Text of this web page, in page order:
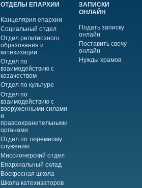
ОТДЕЛЫ ЕПАРХИИ
Канцелярия епархии
Социальный отдел
Отдел религиозного
образования и
катехизации
Отдел по
взаимодействию с
казачеством
Отдел по культуре
Отдел по
взаимодействию с
вооруженными силами
и
правоохранительными
органами
Отдел по тюремному
служению
Миссионерский отдел
Епархиальный склад
Воскресная школа
Школа катехизаторов
ЗАПИСКИ
ОНЛАЙН
Подать записку
онлайн
Поставить свечу
онлайн
Нужды храмов